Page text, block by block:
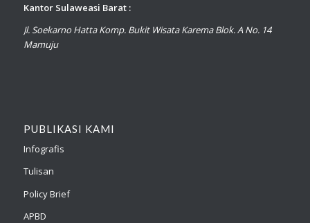
Kantor Sulaweasi Barat :
Jl. Soekarno Hatta Komp. Bukit Wisata Karema Blok. A No. 14
Mamuju
PUBLIKASI KAMI
Infografis
Tulisan
Policy Brief
APBD